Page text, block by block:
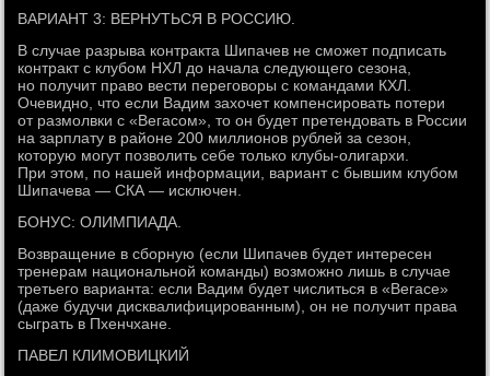
ВАРИАНТ 3: ВЕРНУТЬСЯ В РОССИЮ.
В случае разрыва контракта Шипачев не сможет подписать
контракт с клубом НХЛ до начала следующего сезона,
но получит право вести переговоры с командами КХЛ.
Очевидно, что если Вадим захочет компенсировать потери
от размолвки с «Вегасом», то он будет претендовать в России
на зарплату в районе 200 миллионов рублей за сезон,
которую могут позволить себе только клубы-олигархи.
При этом, по нашей информации, вариант с бывшим клубом
Шипачева — СКА — исключен.
БОНУС: ОЛИМПИАДА.
Возвращение в сборную (если Шипачев будет интересен
тренерам национальной команды) возможно лишь в случае
третьего варианта: если Вадим будет числиться в «Вегасе»
(даже будучи дисквалифицированным), он не получит права
сыграть в Пхенчхане.
ПАВЕЛ КЛИМОВИЦКИЙ